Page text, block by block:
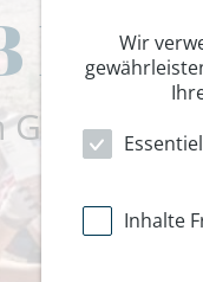
Gipfeln
Wir
Inhalte